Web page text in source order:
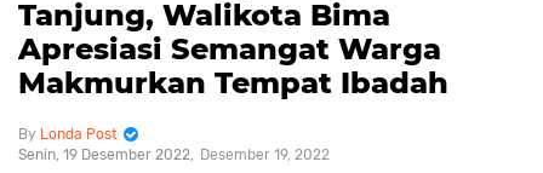
Tanjung, Walikota Bima
Apresiasi Semangat Warga
Makmurkan Tempat Ibadah
Londa Post
Senin, 19 Desember 2022
Desember 19, 2022